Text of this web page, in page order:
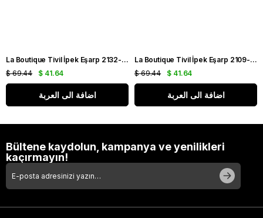
La Boutique Tivil İpek Eşarp 2132-12 Siyah-Kahverengi Karışık Desen
$ 41.64
$ 69.44
اضافة الى العربة
La Boutique Tivil İpek Eşarp 2109-08 Siyah Karışık Desen
$ 41.64
$ 69.44
اضافة الى العربة
Bültene kaydolun, kampanya ve yenilikleri
kaçırmayın!